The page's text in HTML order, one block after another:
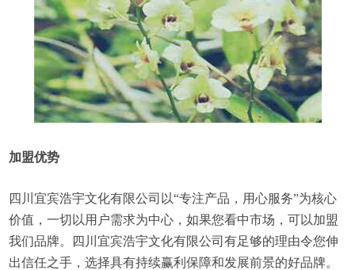
加盟优势
四川宜宾浩宇文化有限公司以“专注产品，用心服务”为核心
价值，一切以用户需求为中心，如果您看中市场，可以加盟
我们品牌。四川宜宾浩宇文化有限公司有足够的理由令您伸
出信任之手，选择具有持续赢利保障和发展前景的好品牌。